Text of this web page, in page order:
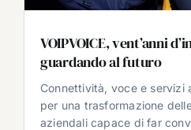
VOIPVOICE, vent’anni
guardando al futuro
Connettività, voce e servizi
per una trasformazione
aziendali capace di far